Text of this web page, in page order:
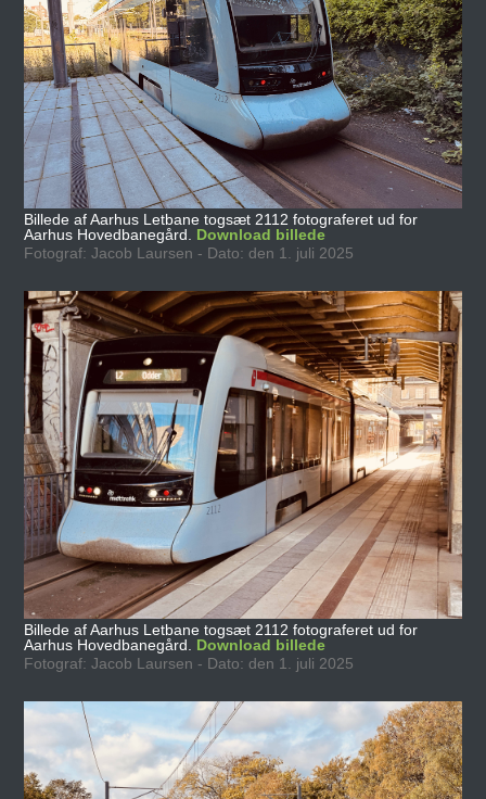
Billede af Aarhus Letbane togsæt 2112 fotograferet ud for
Aarhus Hovedbanegård. Download billede
Fotograf: Jacob Laursen - Dato: den 1. juli 2025
Billede af Aarhus Letbane togsæt 2112 fotograferet ud for
Aarhus Hovedbanegård. Download billede
Fotograf: Jacob Laursen - Dato: den 1. juli 2025